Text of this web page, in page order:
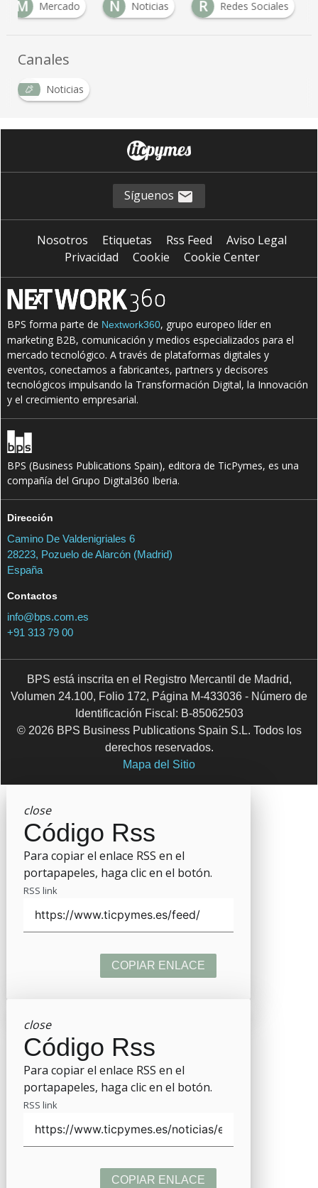
M Mercado N Noticias R Redes Sociales
Canales
Noticias
Síguenos
Nosotros Etiquetas Rss Feed
Aviso Legal
Privacidad
Cookie Cookie Center
BPS forma parte de Nextwork360, grupo europeo líder en
marketing B2B, comunicación y medios especializados para el
mercado tecnológico. A través de plataformas digitales y
eventos, conectamos a fabricantes, partners y decisores
tecnológicos impulsando la Transformación Digital, la Innovación
y el crecimiento empresarial.
BPS (Business Publications Spain), editora de TicPymes, es una
compañía del Grupo Digital360 Iberia.
Dirección
Camino De Valdenigriales 6
28223, Pozuelo de Alarcón (Madrid)
España
Contactos
info@bps.com.es
+91 313 79 00
BPS está inscrita en el Registro Mercantil de Madrid,
Volumen 24.100, Folio 172, Página M-433036 - Número de
Identificación Fiscal: B-85062503
© 2026 BPS Business Publications Spain S.L. Todos los
derechos reservados.
Mapa del Sitio
close
Código Rss
Para copiar el enlace RSS en el
portapapeles, haga clic en el botón.
RSS link
COPIAR ENLACE
close
Código Rss
Para copiar el enlace RSS en el
portapapeles, haga clic en el botón.
RSS link
COPIAR ENLACE